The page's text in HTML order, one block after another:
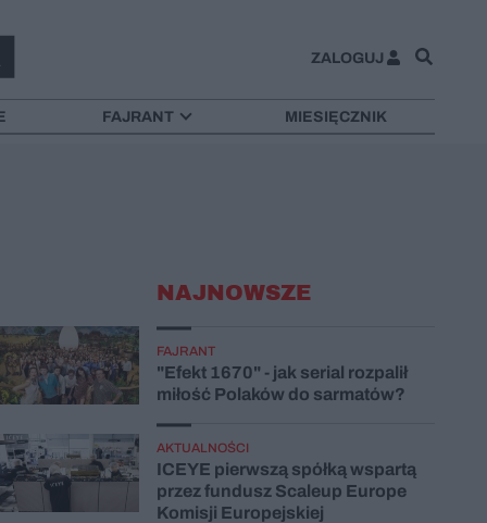
ZALOGUJ
FAJRANT MIESIĘCZNIK
NAJNOWSZE
FAJRANT
"Efekt 1670" - jak serial rozpalił
miłość Polaków do sarmatów?
AKTUALNOŚCI
ICEYE pierwszą spółką wspartą
przez fundusz Scaleup Europe
Komisji Europejskiej